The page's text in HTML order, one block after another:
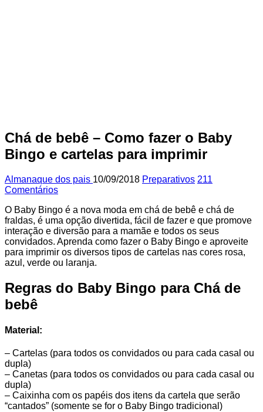
Chá de bebê – Como fazer o Baby
Bingo e cartelas para imprimir
Almanaque dos pais 10/09/2018 Preparativos 211
Comentários
O Baby Bingo é a nova moda em chá de bebê e chá de
fraldas, é uma opção divertida, fácil de fazer e que promove
interação e diversão para a mamãe e todos os seus
convidados. Aprenda como fazer o Baby Bingo e aproveite
para imprimir os diversos tipos de cartelas nas cores rosa,
azul, verde ou laranja.
Regras do Baby Bingo para Chá de
bebê
Material:
– Cartelas (para todos os convidados ou para cada casal ou
dupla)
– Canetas (para todos os convidados ou para cada casal ou
dupla)
– Caixinha com os papéis dos itens da cartela que serão
“cantados” (somente se for o Baby Bingo tradicional)